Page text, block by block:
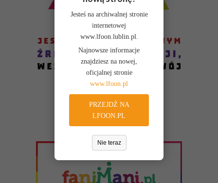
WIĘCEJ O: PROGRAMY DZIAŁANIA
Podstawą gospodarki finansowej Fundacji PCJ Otwarte Źródła
są roczne plany finansowe przedkładane do uchwalenia Radzie
przez Zarząd Fundacji. W tym dziale udostępniane są plany
i sprawozdania finansowe Fundacji.
WIĘCEJ O: FINANSE I MAJATEK
W tym dziale zgromadzone są dokumenty sprawozdawcze
Fundacji - roczne sprawozdania merytoryczne oraz raporty
z realizacji programów i projektów. Aby zapoznać się
z udostępnionymi w BIP dokumentami, należy skorzystać
Jesteś na archiwalnej stronie
internetowej
www.lfoon.lublin.pl.
Najnowsze informacje
znajdziesz na nowej,
oficjalnej stronie
www.lfoon.pl
PRZEJDŹ NA
LFOON.PL
Nie teraz